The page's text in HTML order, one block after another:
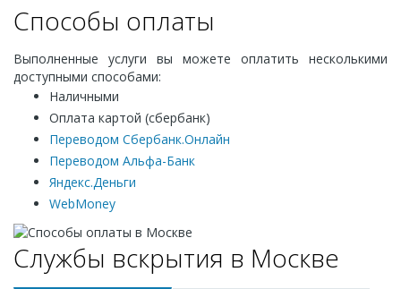
Способы оплаты
Выполненные услуги вы можете оплатить несколькими
доступными способами:
Наличными
Оплата картой (сбербанк)
Переводом Сбербанк.Онлайн
Переводом Альфа-Банк
Яндекс.Деньги
WebMoney
Службы вскрытия в Москве